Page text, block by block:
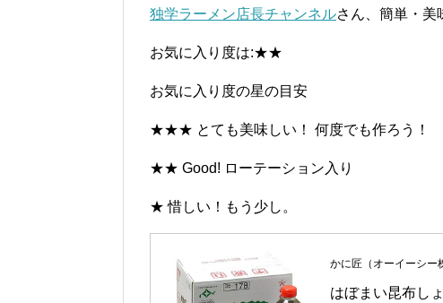
独学ラーメン店長チャンネルさん、簡単・美
お気に入り度は:★★
お気に入り度の星の目安
★★★ とても美味しい！ 何度でも作ろう！
★★ Good! ローテーション入り
★ 惜しい！もう少し。
かに匠（オーイーシー
はぼまい昆布し